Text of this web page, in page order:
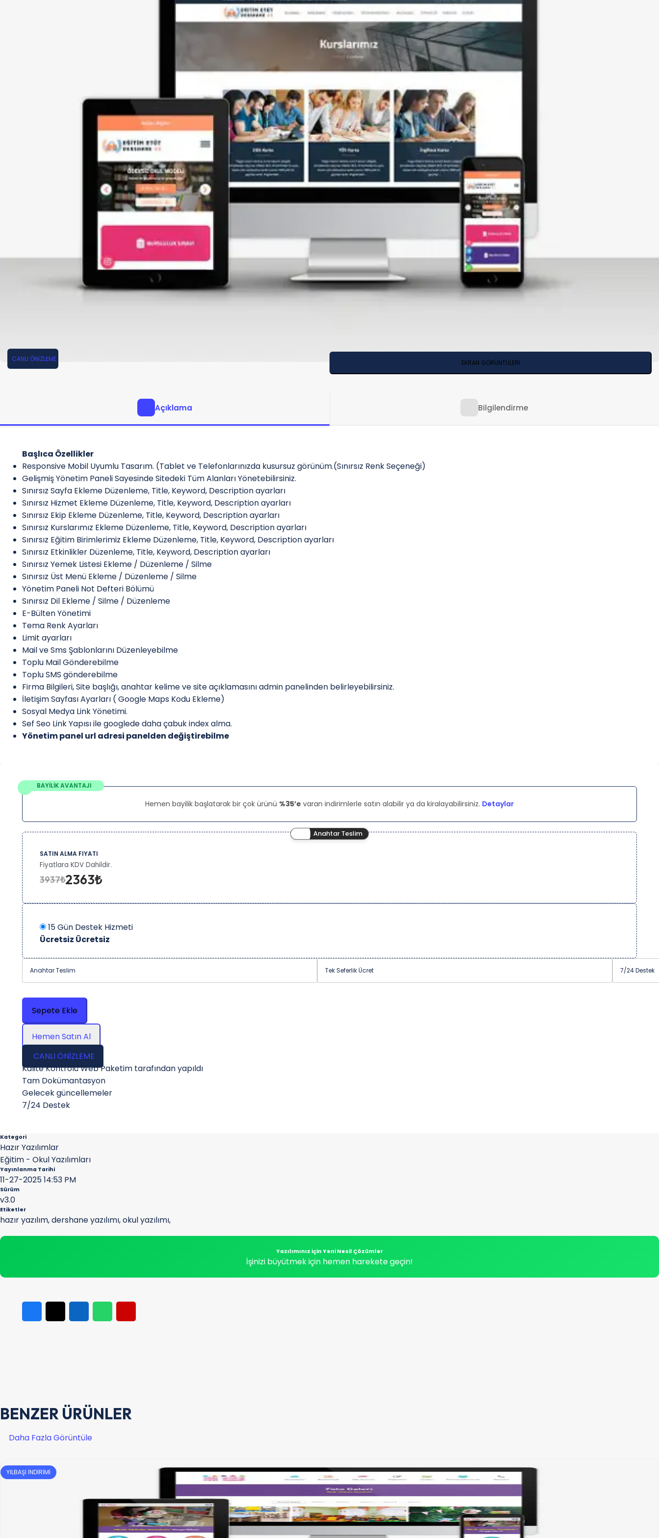
CANLI ÖNİZLEME EKRAN GÖRÜNTÜLERİ
Açıklama Bilgilendirme
Başlıca Özellikler
Responsive Mobil Uyumlu Tasarım. (Tablet ve Telefonlarınızda kusursuz görünüm.(Sınırsız Renk Seçeneği)
Gelişmiş Yönetim Paneli Sayesinde Sitedeki Tüm Alanları Yönetebilirsiniz.
Sınırsız Sayfa Ekleme Düzenleme, Title, Keyword, Description ayarları
Sınırsız Hizmet Ekleme Düzenleme, Title, Keyword, Description ayarları
Sınırsız Ekip Ekleme Düzenleme, Title, Keyword, Description ayarları
Sınırsız Kurslarımız Ekleme Düzenleme, Title, Keyword, Description ayarları
Sınırsız Eğitim Birimlerimiz Ekleme Düzenleme, Title, Keyword, Description ayarları
Sınırsız Etkinlikler Düzenleme, Title, Keyword, Description ayarları
Sınırsız Yemek Listesi Ekleme / Düzenleme / Silme
Sınırsız Üst Menü Ekleme / Düzenleme / Silme
Yönetim Paneli Not Defteri Bölümü
Sınırsız Dil Ekleme / Silme / Düzenleme
E-Bülten Yönetimi
Tema Renk Ayarları
Limit ayarları
Mail ve Sms Şablonlarını Düzenleyebilme
Toplu Mail Gönderebilme
Toplu SMS gönderebilme
Firma Bilgileri, Site başlığı, anahtar kelime ve site açıklamasını admin panelinden belirleyebilirsiniz.
İletişim Sayfası Ayarları ( Google Maps Kodu Ekleme)
Sosyal Medya Link Yönetimi.
Sef Seo Link Yapısı ile googlede daha çabuk index alma.
Yönetim panel url adresi panelden değiştirebilme
BAYİLİK AVANTAJI
Hemen bayilik başlatarak bir çok ürünü %35’e varan indirimlerle satın alabilir ya da kiralayabilirsiniz. Detaylar
Anahtar Teslim
SATIN ALMA FIYATI
Fiyatlara KDV Dahildir.
3937₺2363₺
15 Gün Destek Hizmeti
Ücretsiz Ücretsiz
Anahtar Teslim Tek Seferlik Ücret 7/24 Destek
Sepete Ekle
Hemen Satın Al
CANLI ÖNİZLEME
Kalite Kontrolü Web Paketim tarafından yapıldı
Tam Dokümantasyon
Gelecek güncellemeler
7/24 Destek
Kategori
Hazır Yazılımlar
Eğitim - Okul Yazılımları
Yayınlanma Tarihi
11-27-2025 14:53 PM
Sürüm
v3.0
Etiketler
hazır yazılım,dershane yazılımı,okul yazılımı,
Yazılımınız için Yeni Nesil Çözümler
İşinizi büyütmek için hemen harekete geçin!
BENZER ÜRÜNLER
Daha Fazla Görüntüle
YILBAŞI İNDİRİMİ